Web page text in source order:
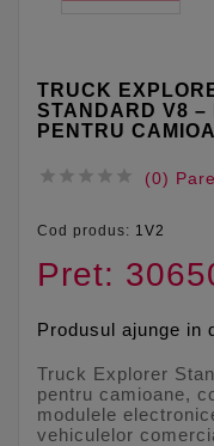
TRUCK
STANDARD V8 –
PENTRU
     (0)
Cod produs: 1V2
Pret:
Produsul ajunge in
Truck Explorer
pentru camioane,
modulele
vehiculelor